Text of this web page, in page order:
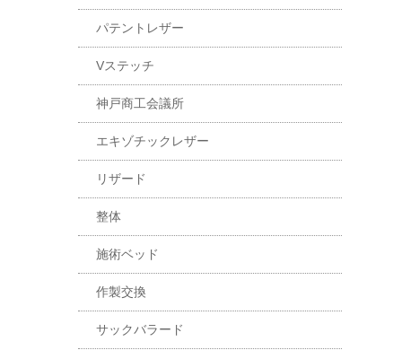
パテントレザー
Vステッチ
神戸商工会議所
エキゾチックレザー
リザード
整体
施術ベッド
作製交換
サックバラード